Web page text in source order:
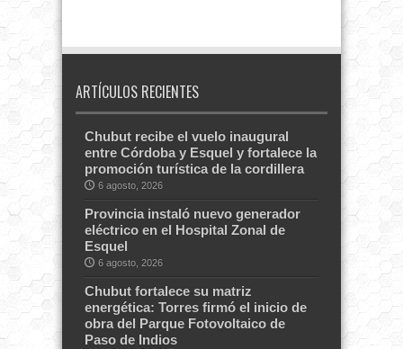
ARTÍCULOS RECIENTES
Chubut recibe el vuelo inaugural
entre Córdoba y Esquel y fortalece la
promoción turística de la cordillera
6 agosto, 2026
Provincia instaló nuevo generador
eléctrico en el Hospital Zonal de
Esquel
6 agosto, 2026
Chubut fortalece su matriz
energética: Torres firmó el inicio de
obra del Parque Fotovoltaico de
Paso de Indios